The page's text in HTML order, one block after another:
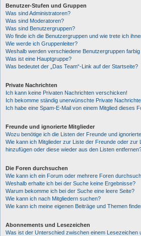
Benutzer-Stufen und Gruppen
Was sind Administratoren?
Was sind Moderatoren?
Was sind Benutzergruppen?
Wo finde ich die Benutzergruppen und wie trete ich
Wie werde ich Gruppenleiter?
Weshalb werden verschiedene Benutzergruppen
Was ist eine Hauptgruppe?
Was bedeutet der „Das Team“-Link auf der Startseite?
Private Nachrichten
Ich kann keine Privaten Nachrichten verschicken!
Ich bekomme ständig unerwünschte Private
Ich habe eine Spam-E-Mail von einem Mitglied dieses
Freunde und ignorierte Mitglieder
Wozu benötige ich die Listen der Freunde und
Wie kann ich Mitglieder zur Liste der Freunde oder zur
hinzufügen oder diese wieder aus den Listen
Die Foren durchsuchen
Wie kann ich ein Forum oder mehrere Foren
Weshalb erhalte ich bei der Suche keine Ergebnisse?
Warum bekomme ich bei der Suche eine leere Seite?
Wie kann ich nach Mitgliedern suchen?
Wie kann ich meine eigenen Beiträge und Themen
Abonnements und Lesezeichen
Was ist der Unterschied zwischen einem Lesezeichen